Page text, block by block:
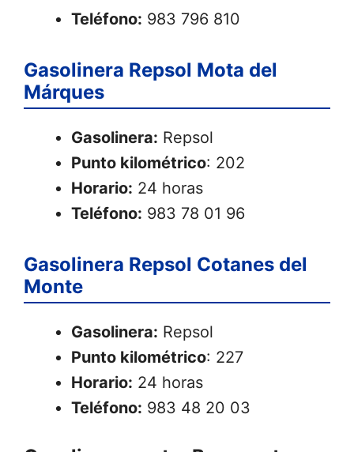
Teléfono: 983 796 810
Gasolinera Repsol Mota del
Márques
Gasolinera: Repsol
Punto kilométrico: 202
Horario: 24 horas
Teléfono: 983 78 01 96
Gasolinera Repsol Cotanes del
Monte
Gasolinera: Repsol
Punto kilométrico: 227
Horario: 24 horas
Teléfono: 983 48 20 03